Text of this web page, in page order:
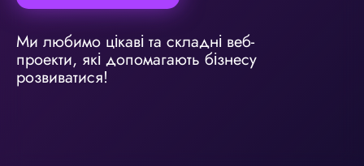
Ми любимо цікаві та складні веб-
проекти, які допомагають бізнесу
розвиватися!